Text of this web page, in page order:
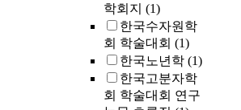
학회지 (1)
한국수자원학
회 학술대회 (1)
한국노년학 (1)
한국고분자학
회 학술대회 연구